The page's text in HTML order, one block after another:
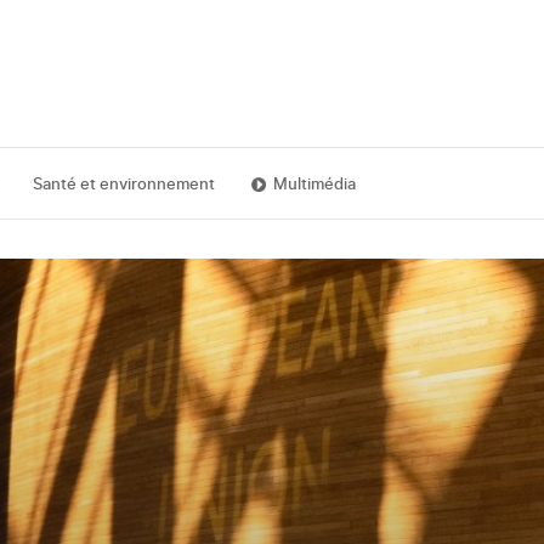
Santé et environnement Multimédia